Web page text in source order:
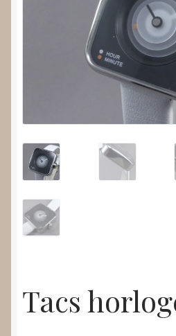
Tacs